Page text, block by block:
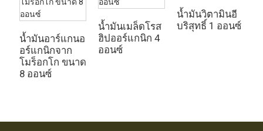
น้ำมันอาร์แกนอ
อร์แกนิกจาก
โมร็อกโก ขนาด
8 ออนซ์
น้ำมันเมล็ดโรส
ฮิปออร์แกนิก 4
ออนซ์
น้ำมันวิตามินอี
บริสุทธิ์ 1 ออนซ์